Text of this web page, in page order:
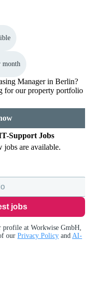
month
Manager in Berlin?
for our property portfolio
Support Jobs
jobs are available.
jobs
profile at Workwise GmbH,
our Privacy Policy and AI-